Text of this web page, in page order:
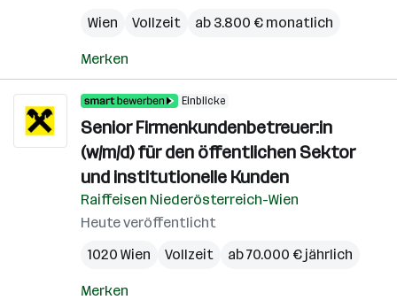
Wien
Vollzeit ab 3.800 € monatlich
Merken
Einblicke
Senior Firmenkundenbetreuer:in
(w/m/d) für den öffentlichen Sektor
und institutionelle Kunden
Raiffeisen Niederösterreich-Wien
Heute veröffentlicht
1020 Wien
Vollzeit ab 70.000 € jährlich
Merken